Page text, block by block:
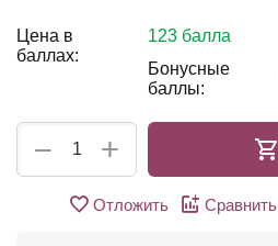
Цена в
баллах:
123 балла
Бонусные
баллы:
+
−
Отложить Сравнить